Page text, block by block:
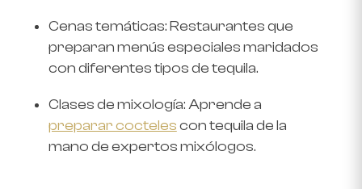
Cenas temáticas: Restaurantes que
preparan menús especiales maridados
con diferentes tipos de tequila.
Clases de mixología: Aprende a
preparar coctelescon tequila de la
mano de expertos mixólogos.